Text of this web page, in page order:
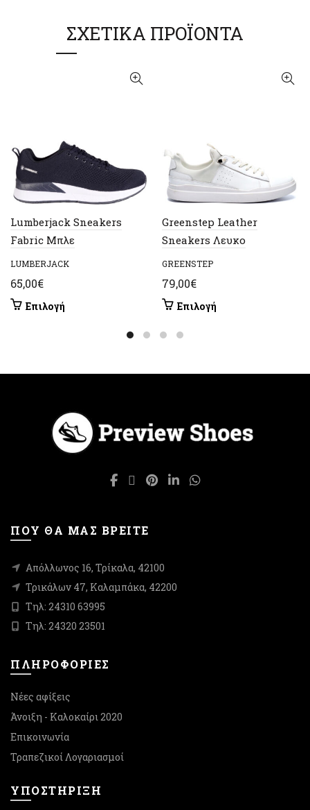
ΣΧΕΤΙΚΆ ΠΡΟΪΌΝΤΑ
Lumberjack Sneakers
Fabric Μπλε
LUMBERJACK
65,00€
Επιλογή
επιλογές
μπορούν
να
επιλεγούν
Greenstep Leather
Sneakers Λευκο
GREENSTEP
79,00€
Επιλογή
μπορούν
να
ΠΟΥ ΘΑ ΜΑΣ ΒΡΕΙΤΕ
Απόλλωνος 16, Τρίκαλα, 42100
Τρικάλων 47, Καλαμπάκα, 42200
Τηλ: 24310 63995
Τηλ: 24320 23501
ΠΛΗΡΟΦΟΡΙΕΣ
Νέες αφίξεις
Άνοιξη - Καλοκαίρι 2020
Επικοινωνία
Τραπεζικοί Λογαριασμοί
ΥΠΟΣΤΉΡΙΞΗ